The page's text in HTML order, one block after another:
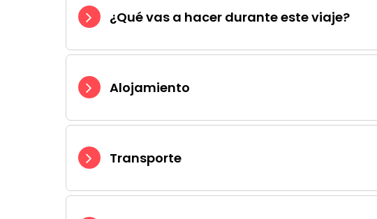
¿Qué vas a hacer durante este viaje?
Alojamiento
Transporte